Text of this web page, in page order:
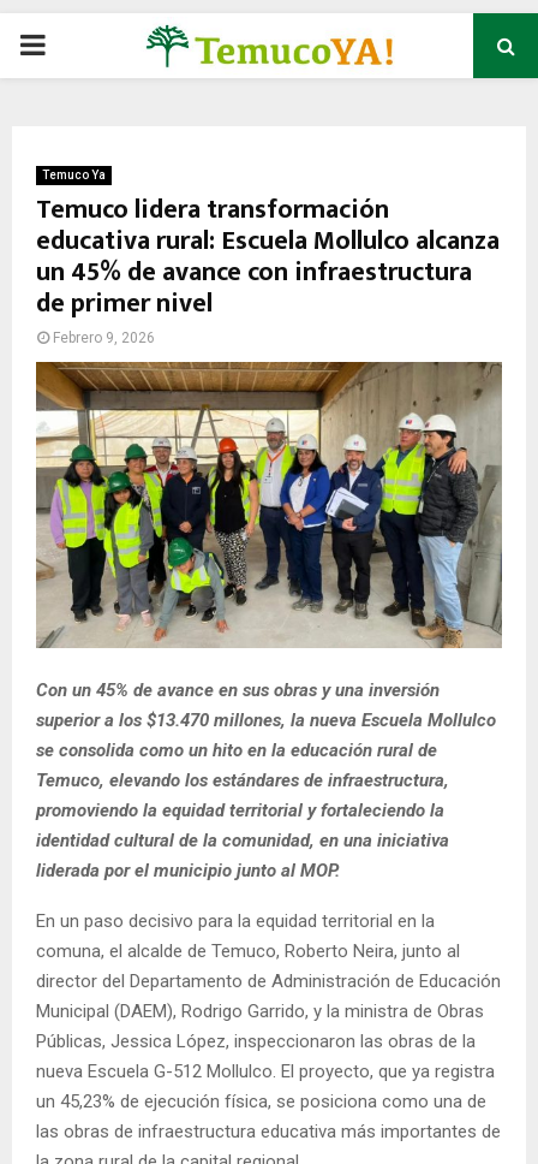
P
M
A
R
Y
M
E
N
U
Temuco Ya
Temuco lidera transformación
educativa rural: Escuela Mollulco alcanza
un 45% de avance con infraestructura
de primer nivel
Febrero 9, 2026
Con un 45% de avance en sus obras y una inversión
superior a los $13.470 millones, la nueva Escuela Mollulco
se consolida como un hito en la educación rural de
Temuco, elevando los estándares de infraestructura,
promoviendo la equidad territorial y fortaleciendo la
identidad cultural de la comunidad, en una iniciativa
liderada por el municipio junto al MOP.
En un paso decisivo para la equidad territorial en la
comuna, el alcalde de Temuco, Roberto Neira, junto al
director del Departamento de Administración de Educación
Municipal (DAEM), Rodrigo Garrido, y la ministra de Obras
Públicas, Jessica López, inspeccionaron las obras de la
nueva Escuela G-512 Mollulco. El proyecto, que ya registra
un 45,23% de ejecución física, se posiciona como una de
las obras de infraestructura educativa más importantes de